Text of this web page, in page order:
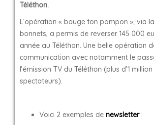
Téléthon.
L’opération « bouge ton pompon », via
bonnets, a permis de reverser 145 000
année au Téléthon. Une belle opération
communication avec notamment le
l’émission TV du Téléthon (plus d’1
spectateurs).
Voici 2 exemples de newsletter: